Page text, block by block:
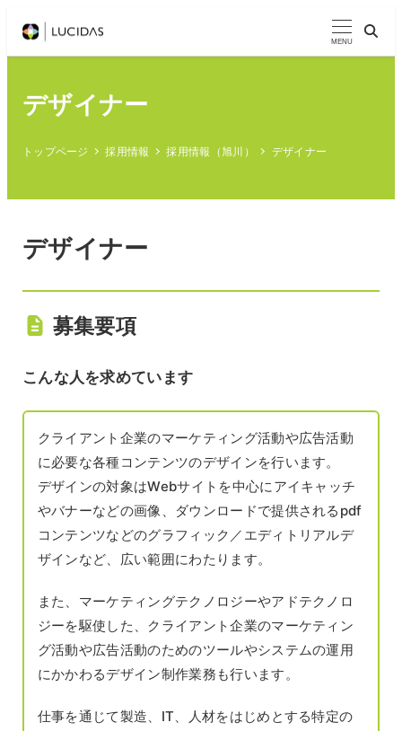
MENU
デザイナー
トップページ 採用情報 採用情報（旭川） デザイナー
デザイナー
募集要項
こんな人を求めています
クライアント企業のマーケティング活動や広告活動
に必要な各種コンテンツのデザインを行います。
デザインの対象はWebサイトを中心にアイキャッチ
やバナーなどの画像、ダウンロードで提供されるpdf
コンテンツなどのグラフィック／エディトリアルデ
ザインなど、広い範囲にわたります。
また、マーケティングテクノロジーやアドテクノロ
ジーを駆使した、クライアント企業のマーケティン
グ活動や広告活動のためのツールやシステムの運用
にかかわるデザイン制作業務も行います。
仕事を通じて製造、IT、人材をはじめとする特定の